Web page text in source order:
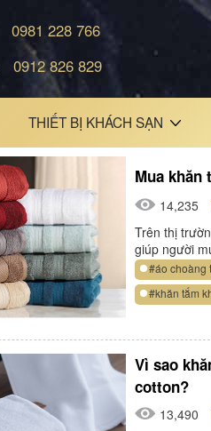
0981 228 766
0912 826 829
THIẾT BỊ KHÁCH SẠN
Mua khăn
14,235
Trên thị
giúp người
#áo choàng
#khăn tắm
Vì sao
cotton?
13,490